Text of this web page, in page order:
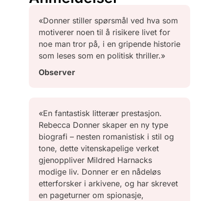
«Donner stiller spørsmål ved hva som
motiverer noen til å risikere livet for
noe man tror på, i en gripende historie
som leses som en politisk thriller.»
Observer
«En fantastisk litterær prestasjon.
Rebecca Donner skaper en ny type
biografi – nesten romanistisk i stil og
tone, dette vitenskapelige verket
gjenoppliver Mildred Harnacks
modige liv. Donner er en nådeløs
etterforsker i arkivene, og har skrevet
en pageturner om spionasje,